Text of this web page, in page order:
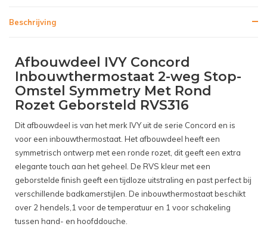
Beschrijving
Afbouwdeel IVY Concord
Inbouwthermostaat 2-weg Stop-
Omstel Symmetry Met Rond
Rozet Geborsteld RVS316
Dit afbouwdeel is van het merk IVY uit de serie Concord en is
voor een inbouwthermostaat. Het afbouwdeel heeft een
symmetrisch ontwerp met een ronde rozet, dit geeft een extra
elegante touch aan het geheel. De RVS kleur met een
geborstelde finish geeft een tijdloze uitstraling en past perfect bij
verschillende badkamerstijlen. De inbouwthermostaat beschikt
over 2 hendels,1 voor de temperatuur en 1 voor schakeling
tussen hand- en hoofddouche.